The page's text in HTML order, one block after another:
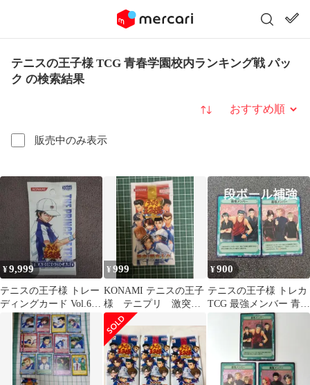
テニスの王子様 TCG 青春学園校内ランキング戦 パッ
ク の検索結果
販売中のみ表示
並び替え
¥9,999
テニスの王子様 トレー
ディングカード Vol.6
未開封パック
¥999
KONAMI テニスの王子
様 テニプリ 激突！
関東大会 トレカ
TCG 当時物
¥900
テニスの王子様 トレカ
TCG 最強メンバー 青
学 2枚セット 原作